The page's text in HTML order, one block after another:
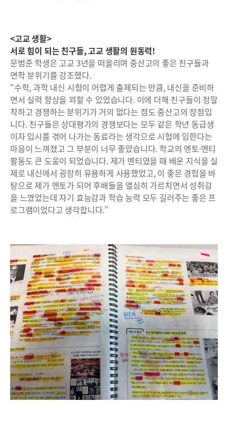
<고교 생활>
서로 힘이 되는 친구들, 고교 생활의 원동력!
문범준 학생은 고교 3년을 떠올리며 중산고의 좋은 친구들과
면학 분위기를 강조했다.
“수학, 과학 내신 시험이 어렵게 출제되는 만큼, 내신을 준비하
면서 실력 향상을 꾀할 수 있었습니다. 이에 더해 친구들이 정말
착하고 경쟁하는 분위기가 거의 없다는 점도 중산고의 장점입
니다. 친구들은 상대평가의 경쟁보다는 모두 같은 학년 동급생
이자 입시를 겪어 나가는 동료라는 생각으로 시험에 임한다는
마음이 느껴졌고 그 부분이 너무 좋았습니다. 학교의 멘토·멘티
활동도 큰 도움이 되었습니다. 제가 멘티였을 때 배운 지식을 실
제로 내신에서 굉장히 유용하게 사용했었고, 이 좋은 경험을 바
탕으로 제가 멘토가 되어 후배들을 열심히 가르치면서 성취감
을 느꼈었는데 자기 효능감과 학습 능력 모두 길러주는 좋은 프
로그램이었다고 생각합니다.”